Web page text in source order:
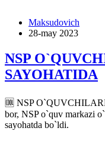
Maksudovich
28-may 2023
NSP
SAYOHATIDA
🆒 NSP
bor, NSP o`quv markazi
sayohatda bo`ldi.